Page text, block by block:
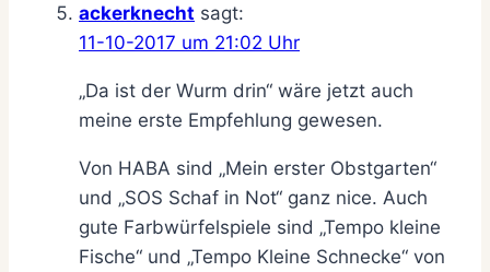
ackerknecht sagt:
11-10-2017 um 21:02 Uhr
„Da ist der Wurm drin“ wäre jetzt auch
meine erste Empfehlung gewesen.
Von HABA sind „Mein erster Obstgarten“
und „SOS Schaf in Not“ ganz nice. Auch
gute Farbwürfelspiele sind „Tempo kleine
Fische“ und „Tempo Kleine Schnecke“ von